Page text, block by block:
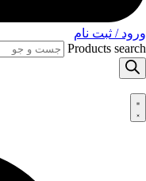
ورود / ثبت نام
Products search